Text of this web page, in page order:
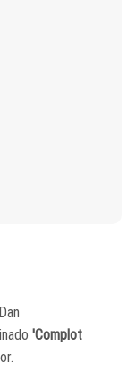
'Complot